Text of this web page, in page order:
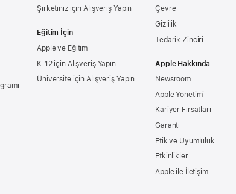
Şirketiniz için Alışveriş Yapın
Eğitim İçin
Apple ve Eğitim
K-12 için Alışveriş Yapın
Üniversite için Alışveriş Yapın
Çevre
Gizlilik
Tedarik Zinciri
Apple Hakkında
Newsroom
Apple Yönetimi
Kariyer Fırsatları
Garanti
Etik ve Uyumluluk
Etkinlikler
Apple ile İletişim